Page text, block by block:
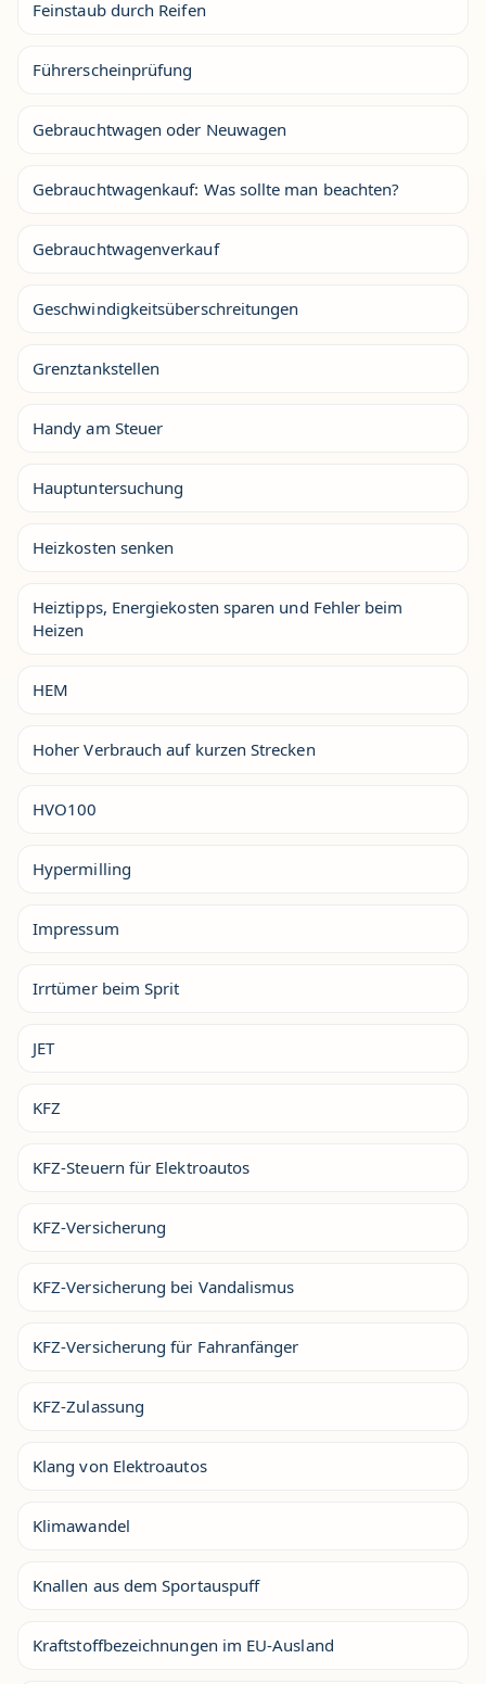
Feinstaub durch Reifen
Führerscheinprüfung
Gebrauchtwagen oder Neuwagen
Gebrauchtwagenkauf: Was sollte man beachten?
Gebrauchtwagenverkauf
Geschwindigkeitsüberschreitungen
Grenztankstellen
Handy am Steuer
Hauptuntersuchung
Heizkosten senken
Heiztipps, Energiekosten sparen und Fehler beim
Heizen
HEM
Hoher Verbrauch auf kurzen Strecken
HVO100
Hypermilling
Impressum
Irrtümer beim Sprit
JET
KFZ
KFZ-Steuern für Elektroautos
KFZ-Versicherung
KFZ-Versicherung bei Vandalismus
KFZ-Versicherung für Fahranfänger
KFZ-Zulassung
Klang von Elektroautos
Klimawandel
Knallen aus dem Sportauspuff
Kraftstoffbezeichnungen im EU-Ausland